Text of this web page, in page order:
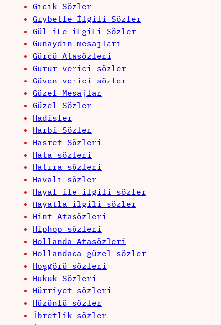
Gıcık Sözler
Gıybetle İlgili Sözler
Gül iLe iLgiLi Sözler
Günaydın mesajları
Gürcü Atasözleri
Gurur verici sözler
Güven verici sözler
Güzel Mesajlar
Güzel Sözler
Hadisler
Harbi Sözler
Hasret Sözleri
Hata sözleri
Hatıra sözleri
Havalı sözler
Hayal ile ilgili sözler
Hayatla ilgili sözler
Hint Atasözleri
Hiphop sözleri
Hollanda Atasözleri
Hollandaca güzel sözler
Hoşgörü sözleri
Hukuk Sözleri
Hürriyet sözleri
Hüzünlü sözler
İbretlik sözler